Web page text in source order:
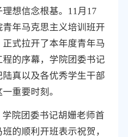
想信念根基。11月17
青年马克思主义培训班开
式拉开了本年度青年马
的序幕，学院团委书记
真以及各优秀学生干部
重要时刻。
院团委书记胡姗老师首
的顺利开班表示祝贺，